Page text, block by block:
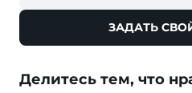
ЗАДАТЬ
Делитесь тем, что